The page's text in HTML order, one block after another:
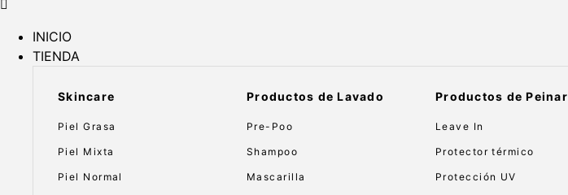
INICIO
TIENDA
Skincare
Piel Grasa
Piel Mixta
Piel Normal
Productos de Lavado
Pre-Poo
Shampoo
Mascarilla
Productos de Peinar
Leave In
Protector térmico
Protección UV